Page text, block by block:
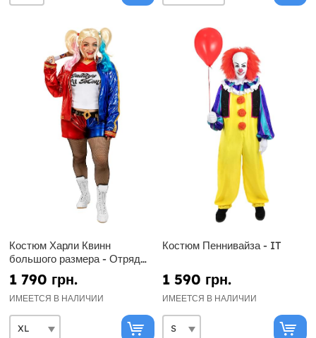
Костюм Харли Квинн
большого размера - Отряд
самоубийц
1 790 грн.
ИМЕЕТСЯ В НАЛИЧИИ
Костюм Пеннивайза - IT
1 590 грн.
ИМЕЕТСЯ В НАЛИЧИИ